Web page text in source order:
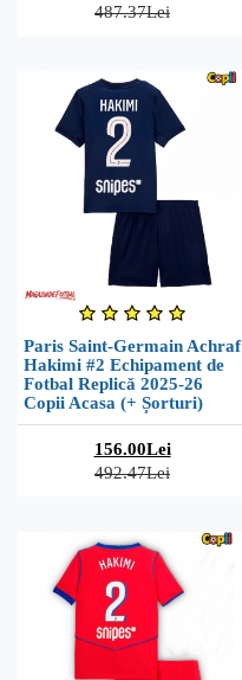
487.37Lei
Paris Saint-Germain Achraf
Hakimi #2 Echipament de
Fotbal Replică 2025-26
Copii Acasa (+ Șorturi)
156.00Lei
492.47Lei